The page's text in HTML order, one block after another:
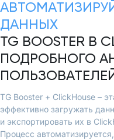
ДАННЫХ
TG BOOSTER В
ПОДРОБНОГО
TG Booster + ClickHouse –
эффективно загружать
и экспортировать их в
Процесс